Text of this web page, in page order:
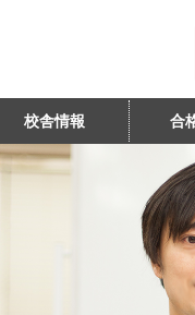
校舎情報 合